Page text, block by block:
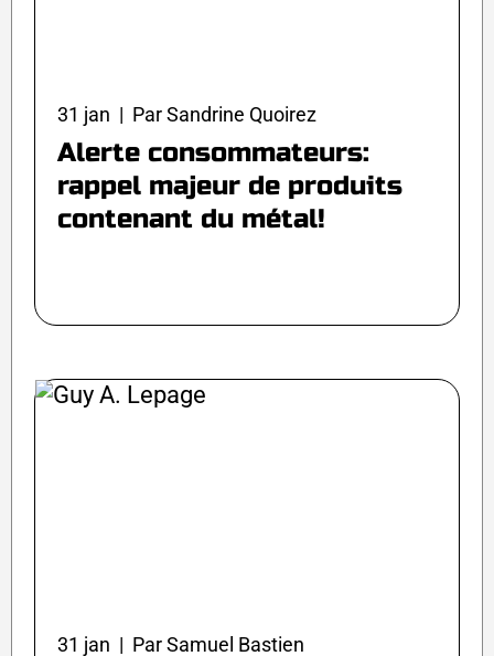
31 jan | Par Sandrine Quoirez
Alerte consommateurs:
rappel majeur de produits
contenant du métal!
31 jan | Par Samuel Bastien